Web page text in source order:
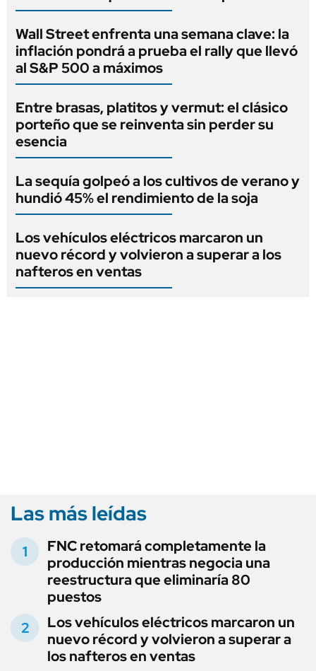
Wall Street enfrenta una semana clave: la
inflación pondrá a prueba el rally que llevó
al S&P 500 a máximos
Entre brasas, platitos y vermut: el clásico
porteño que se reinventa sin perder su
esencia
La sequía golpeó a los cultivos de verano y
hundió 45% el rendimiento de la soja
Los vehículos eléctricos marcaron un
nuevo récord y volvieron a superar a los
nafteros en ventas
Las más leídas
FNC retomará completamente la
producción mientras negocia una
reestructura que eliminaría 80
puestos
Los vehículos eléctricos marcaron un
nuevo récord y volvieron a superar a
los nafteros en ventas